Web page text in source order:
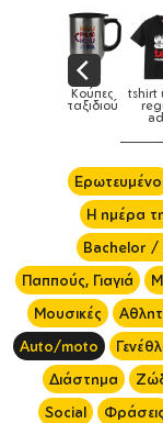
Παιδικό
tshirt
Drill
Καπέλα
ενηλίκων
Η ημέρα
Bachelor /
Παππούς, Γιαγιά
Μουσικές
Auto/moto
Διάστημα
Social
Φράσεις